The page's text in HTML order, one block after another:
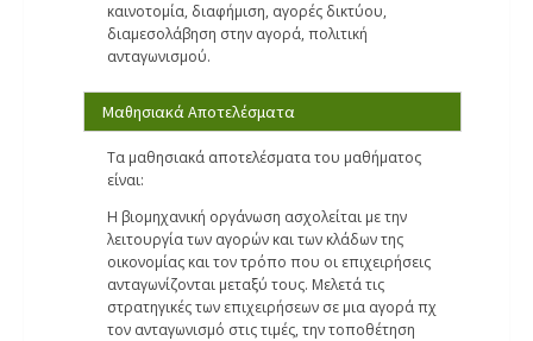
καινοτομία, διαφήμιση, αγορές δικτύου,
διαμεσολάβηση στην αγορά, πολιτική
ανταγωνισμού.
Μαθησιακά Αποτελέσματα
Τα μαθησιακά αποτελέσματα του μαθήματος
είναι:
Η βιομηχανική οργάνωση ασχολείται με την
λειτουργία των αγορών και των κλάδων της
οικονομίας και τον τρόπο που οι επιχειρήσεις
ανταγωνίζονται μεταξύ τους. Μελετά τις
στρατηγικές των επιχειρήσεων σε μια αγορά πχ
τον ανταγωνισμό στις τιμές, την τοποθέτηση